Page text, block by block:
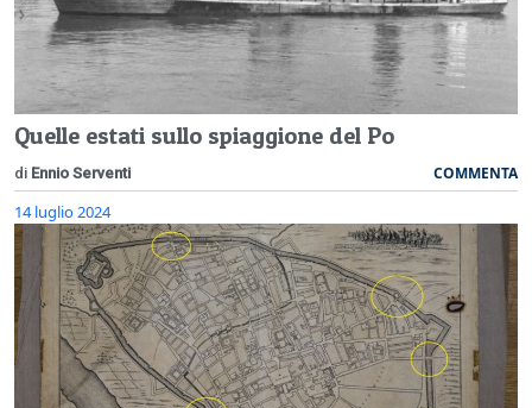
Quelle estati sullo spiaggione del Po
di Ennio Serventi COMMENTA
14 luglio 2024